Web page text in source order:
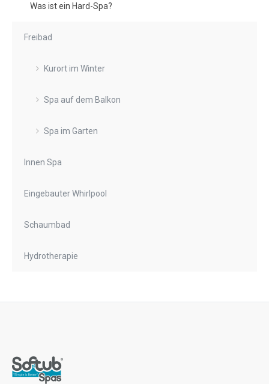
Was ist ein Hard-Spa?
Freibad
Kurort im Winter
Spa auf dem Balkon
Spa im Garten
Innen Spa
Eingebauter Whirlpool
Schaumbad
Hydrotherapie